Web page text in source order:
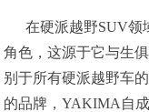
在硬派越野SUV领
角色，这源于它与生
别于所有硬派越野车
的品牌，YAKIMA自